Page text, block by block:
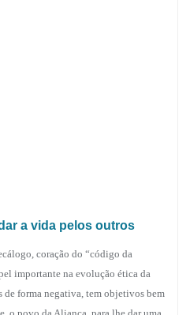
a vida pelos outros
coração do “código da
importante na evolução ética da
de forma negativa, tem objetivos bem